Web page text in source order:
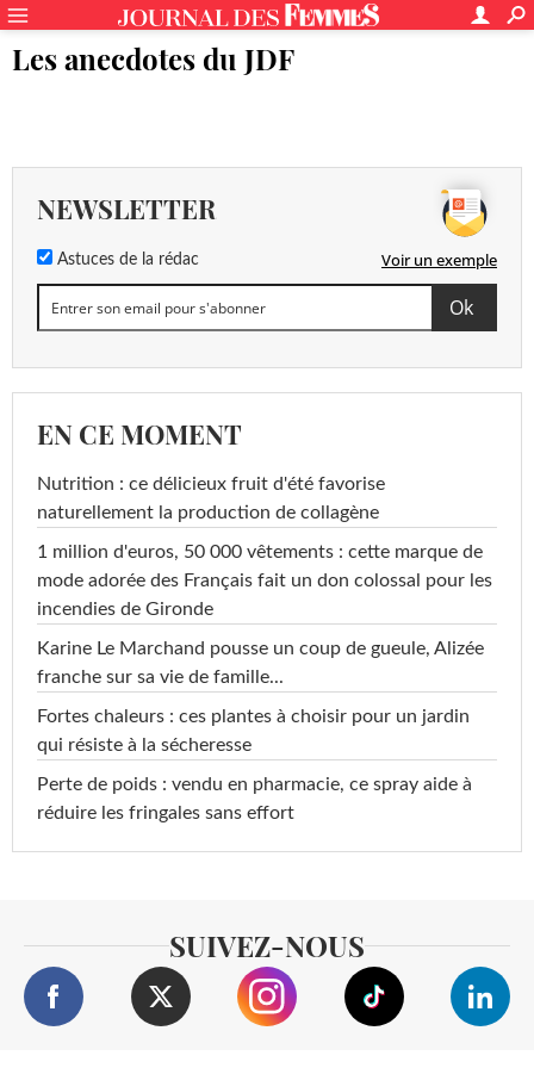
Les anecdotes du JDF
NEWSLETTER
Astuces de la rédac Voir un exemple
EN CE MOMENT
Nutrition : ce délicieux fruit d'été favorise
naturellement la production de collagène
1 million d'euros, 50 000 vêtements : cette marque de
mode adorée des Français fait un don colossal pour les
incendies de Gironde
Karine Le Marchand pousse un coup de gueule, Alizée
franche sur sa vie de famille...
Fortes chaleurs : ces plantes à choisir pour un jardin
qui résiste à la sécheresse
Perte de poids : vendu en pharmacie, ce spray aide à
réduire les fringales sans effort
SUIVEZ-NOUS